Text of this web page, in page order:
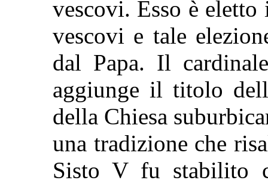
vescovi. Esso è
vescovi e tale
dal Papa. Il
aggiunge il titolo
della Chiesa
una tradizione che
Sisto V fu stabilito